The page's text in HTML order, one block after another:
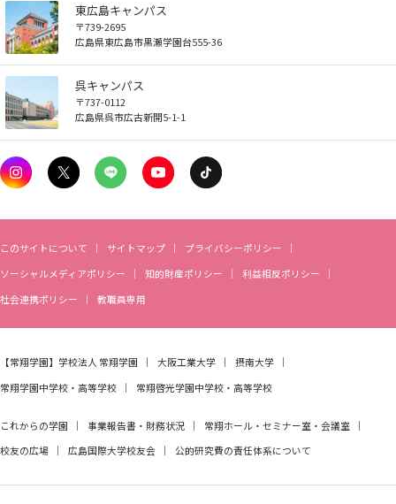
東広島キャンパス
〒739-2695
広島県東広島市黒瀬学園台555-36
呉キャンパス
〒737-0112
広島県呉市広古新開5-1-1
このサイトについて サイトマップ
プライバシーポリシー
ソーシャルメディアポリシー
知的財産ポリシー
利益相反ポリシー
社会連携ポリシー
教職員専用
【常翔学園】 学校法人 常翔学園 大阪工業大学
摂南大学
常翔学園中学校・高等学校
常翔啓光学園中学校・高等学校
これからの学園 事業報告書・財務状況
常翔ホール・セミナー室・会議室
校友の広場
広島国際大学校友会 公的研究費の責任体系について